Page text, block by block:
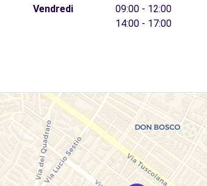
Vendredi
09:00 - 12:00
14:00 - 17:00